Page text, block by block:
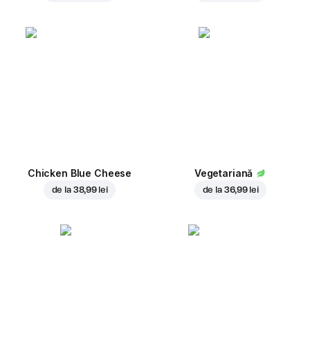
Chicken Blue Cheese
de la 38,99 lei
Vegetariană
de la 36,99 lei